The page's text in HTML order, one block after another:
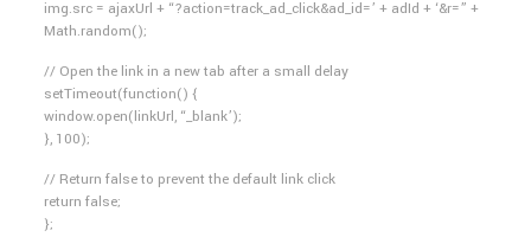
img.src = ajaxUrl + “?action=track_ad_click&ad_id=’ + adId + ‘&r=” +
Math.random();
// Open the link in a new tab after a small delay
setTimeout(function() {
window.open(linkUrl, “_blank’);
}, 100);
// Return false to prevent the default link click
return false;
};